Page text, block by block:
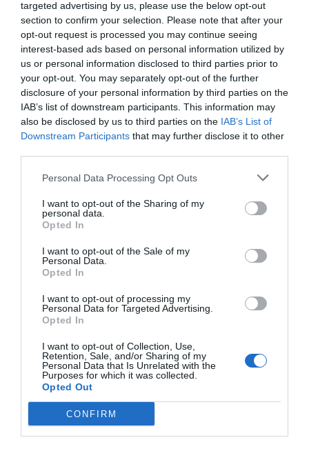
targeted advertising by us, please use the below opt-out
section to confirm your selection. Please note that after your
opt-out request is processed you may continue seeing
interest-based ads based on personal information utilized by
us or personal information disclosed to third parties prior to
your opt-out. You may separately opt-out of the further
disclosure of your personal information by third parties on the
IAB’s list of downstream participants. This information may
also be disclosed by us to third parties on the IAB’s List of
Downstream Participants that may further disclose it to other
Personal Data Processing Opt Outs
I want to opt-out of the Sharing of my
personal data.
Opted In
I want to opt-out of the Sale of my
Personal Data.
Opted In
I want to opt-out of processing my
Personal Data for Targeted Advertising.
Opted In
I want to opt-out of Collection, Use,
Retention, Sale, and/or Sharing of my
Personal Data that Is Unrelated with the
Purposes for which it was collected.
Opted Out
CONFIRM
Comentarios
Tu comentario